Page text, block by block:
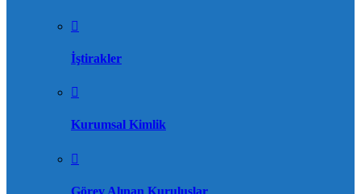
İştirakler
Kurumsal Kimlik
Görev Alınan Kuruluşlar